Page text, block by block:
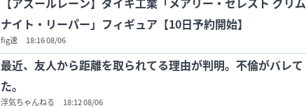
ナイト・リーパー」フィギュア【10日予約開始】
fig速 18:16 08/06
最近、友人から距離を取られてる理由が判明。不倫がバレて
た。
浮気ちゃんねる 18:12 08/06